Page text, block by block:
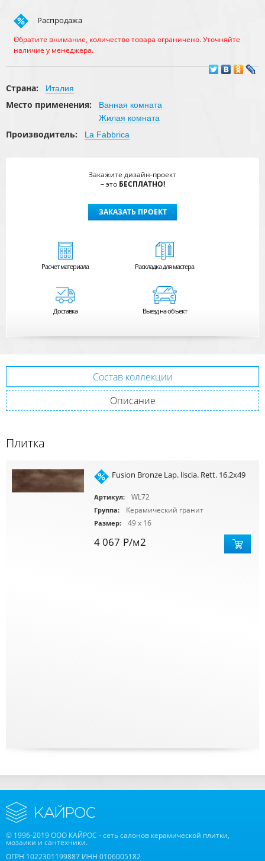
Распродажа
Обратите внимание, количество товара ограничено. Уточняйте
наличие у менеджера.
Страна: Италия
Место применения:
Ванная комната
Жилая комната
Производитель: La Fabbrica
Закажите дизайн-проект
– это БЕСПЛАТНО!
ЗАКАЗАТЬ ПРОЕКТ
Расчетматериала Раскладка для мастера
Доставка Выезд на объект
Состав коллекции
Описание
Плитка
Fusion Bronze Lap. liscia. Rett. 16.2x49
Артикул: WL72
Группа: Керамический гранит
Размер: 49 x 16
4 067 Р/м2
© 1996-2019 ООО КАЙРОС - сеть салонов керамической плитки,
мозаики и сантехники.
ОГРН 1022301199887 ИНН 0106005182